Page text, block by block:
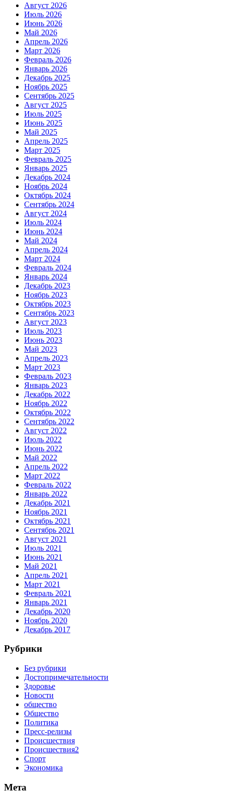
Август 2026
Июль 2026
Июнь 2026
Май 2026
Апрель 2026
Март 2026
Февраль 2026
Январь 2026
Декабрь 2025
Ноябрь 2025
Сентябрь 2025
Август 2025
Июль 2025
Июнь 2025
Май 2025
Апрель 2025
Март 2025
Февраль 2025
Январь 2025
Декабрь 2024
Ноябрь 2024
Октябрь 2024
Сентябрь 2024
Август 2024
Июль 2024
Июнь 2024
Май 2024
Апрель 2024
Март 2024
Февраль 2024
Январь 2024
Декабрь 2023
Ноябрь 2023
Октябрь 2023
Сентябрь 2023
Август 2023
Июль 2023
Июнь 2023
Май 2023
Апрель 2023
Март 2023
Февраль 2023
Январь 2023
Декабрь 2022
Ноябрь 2022
Октябрь 2022
Сентябрь 2022
Август 2022
Июль 2022
Июнь 2022
Май 2022
Апрель 2022
Март 2022
Февраль 2022
Январь 2022
Декабрь 2021
Ноябрь 2021
Октябрь 2021
Сентябрь 2021
Август 2021
Июль 2021
Июнь 2021
Май 2021
Апрель 2021
Март 2021
Февраль 2021
Январь 2021
Декабрь 2020
Ноябрь 2020
Декабрь 2017
Рубрики
Без рубрики
Достопримечательности
Здоровье
Новости
общество
Общество
Политика
Пресс-релизы
Происшествия
Происшествия2
Спорт
Экономика
Мета